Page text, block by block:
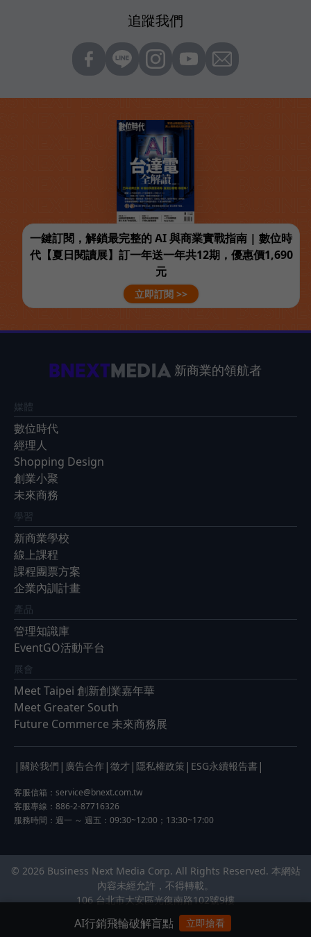
追蹤我們
一鍵訂閱，解鎖最完整的 AI 與商業實戰指南 | 數位時
代【夏日閱讀展】訂一年送一年共12期，優惠價1,690
元
立即訂閱 >>
新商業的領航者
媒體
數位時代
經理人
Shopping Design
創業小聚
未來商務
學習
新商業學校
線上課程
課程團票方案
企業內訓計畫
產品
管理知識庫
EventGO活動平台
展會
Meet Taipei 創新創業嘉年華
Meet Greater South
Future Commerce 未來商務展
| 關於我們 | 廣告合作 | 徵才 | 隱私權政策 | ESG永續報告書 |
客服信箱： service@bnext.com.tw
客服專線：886-2-87716326
服務時間：週一 ～ 週五：09:30~12:00；13:30~17:00
© 2026 Business Next Media Corp. All Rights Reserved. 本網站
內容未經允許，不得轉載。
106 台北市大安區光復南路102號9樓
AI行銷飛輪破解盲點 立即搶看